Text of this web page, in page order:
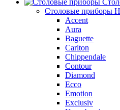
Столовые приборы
Accent
Aura
Baguette
Carlton
Chippendale
Contour
Diamond
Ecco
Emotion
Exclusiv